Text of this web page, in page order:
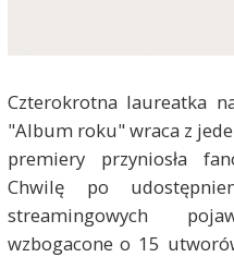
Czterokrotna laureatka
"Album roku" wraca z
premiery przyniosła
Chwilę po
streamingowych
wzbogacone o 15